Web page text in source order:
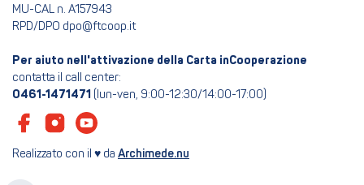
MU-CAL n. A157943
RPD/DPO dpo@ftcoop.it
Per aiuto nell'attivazione della Carta inCooperazione
contatta il call center:
0461-1471471 (lun-ven, 9:00-12:30/14:00-17:00)
Realizzato con il ♥ da Archimede.nu